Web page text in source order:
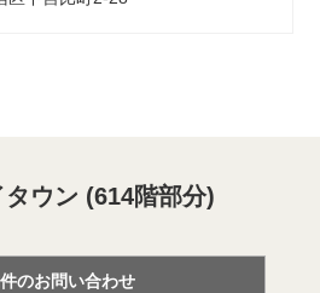
ウン (614階部分)
のお問い合わせ